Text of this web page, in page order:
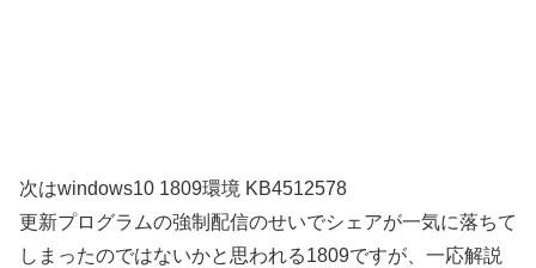
次はwindows10 1809環境 KB4512578
更新プログラムの強制配信のせいでシェアが一気に落ちて
しまったのではないかと思われる1809ですが、一応解説